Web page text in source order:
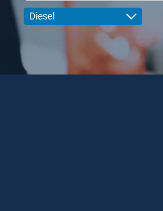
Diesel